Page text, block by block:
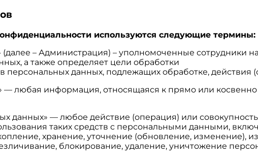
используются следующие термины:
(далее – Администрация) – уполномоченные сотрудники
а также определяет цели обработки
персональных данных, подлежащих обработке,
— любая информация, относящаяся к прямо или
данных» — любое действие (операция) или
таких средств с персональными данными,
хранение, уточнение (обновление, изменение),
блокирование, удаление, уничтожение